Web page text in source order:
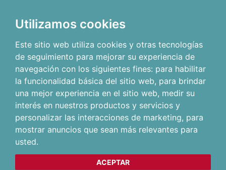
Utilizamos cookies
Este sitio web utiliza cookies y otras tecnologías
de seguimiento para mejorar su experiencia de
navegación con los siguientes fines: para habilitar
la funcionalidad básica del sitio web, para brindar
una mejor experiencia en el sitio web, medir su
interés en nuestros productos y servicios y
personalizar las interacciones de marketing, para
mostrar anuncios que sean más relevantes para
usted.
ACEPTAR